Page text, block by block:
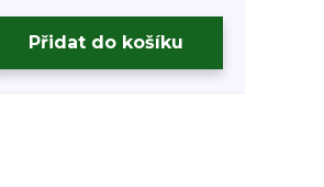
Přidat do košíku